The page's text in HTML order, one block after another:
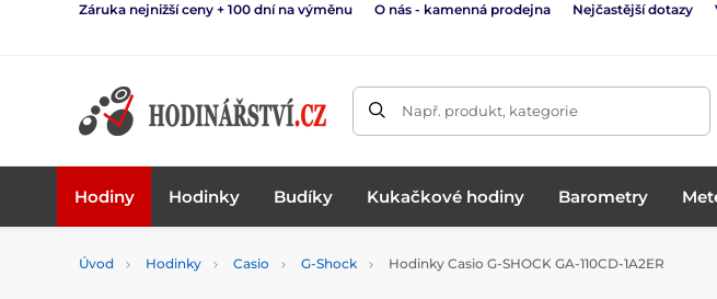
Záruka nejnižší ceny + 100 dní na výměnu O nás - kamenná prodejna Nejčastější dotazy
Např. produkt, kategorie
Hodiny Hodinky Budíky Kukačkové hodiny Barometry
Úvod Hodinky Casio G-Shock Hodinky Casio G-SHOCK GA-110CD-1A2ER